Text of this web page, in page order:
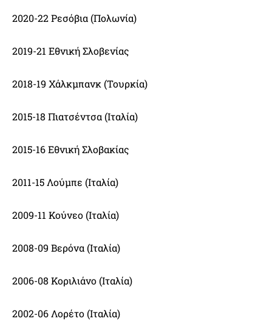
2020-22 Ρεσόβια (Πολωνία)
2019-21 Εθνική Σλοβενίας
2018-19 Χάλκμπανκ (Τουρκία)
2015-18 Πιατσέντσα (Ιταλία)
2015-16 Εθνική Σλοβακίας
2011-15 Λούμπε (Ιταλία)
2009-11 Κούνεο (Ιταλία)
2008-09 Βερόνα (Ιταλία)
2006-08 Κοριλιάνο (Ιταλία)
2002-06 Λορέτο (Ιταλία)